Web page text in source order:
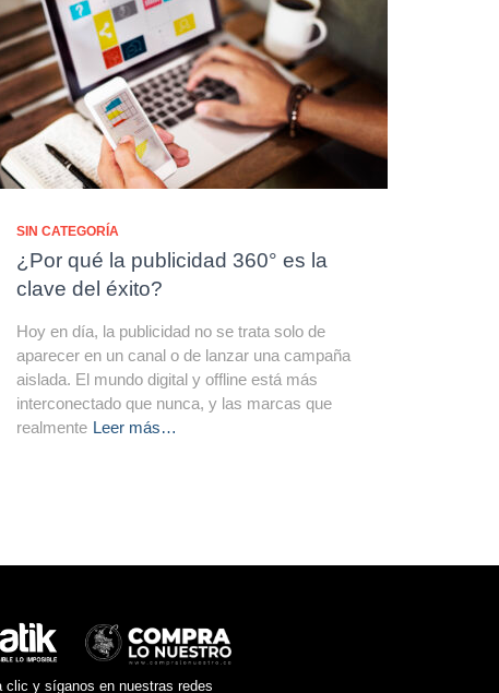
SIN CATEGORÍA
¿Por qué la publicidad 360° es la
clave del éxito?
Hoy en día, la publicidad no se trata solo de
aparecer en un canal o de lanzar una campaña
aislada. El mundo digital y offline está más
interconectado que nunca, y las marcas que
realmente Leer más…
clic y síganos en nuestras redes